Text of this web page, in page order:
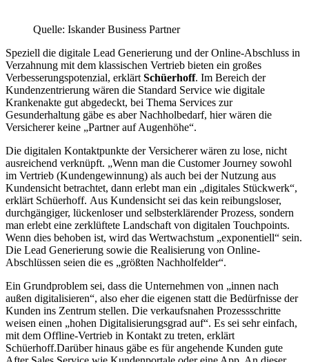
Quelle: Iskander Business Partner
Speziell die digitale Lead Generierung und der Online-Abschluss in
Verzahnung mit dem klassischen Vertrieb bieten ein großes
Verbesserungspotenzial, erklärt Schüerhoff. Im Bereich der
Kundenzentrierung wären die Standard Service wie digitale
Krankenakte gut abgedeckt, bei Thema Services zur
Gesunderhaltung gäbe es aber Nachholbedarf, hier wären die
Versicherer keine „Partner auf Augenhöhe“.
Die digitalen Kontaktpunkte der Versicherer wären zu lose, nicht
ausreichend verknüpft. „Wenn man die Customer Journey sowohl
im Vertrieb (Kundengewinnung) als auch bei der Nutzung aus
Kundensicht betrachtet, dann erlebt man ein „digitales Stückwerk“,
erklärt Schüerhoff. Aus Kundensicht sei das kein reibungsloser,
durchgängiger, lückenloser und selbsterklärender Prozess, sondern
man erlebt eine zerklüftete Landschaft von digitalen Touchpoints.
Wenn dies behoben ist, wird das Wertwachstum „exponentiell“ sein.
Die Lead Generierung sowie die Realisierung von Online-
Abschlüssen seien die es „größten Nachholfelder“.
Ein Grundproblem sei, dass die Unternehmen von „innen nach
außen digitalisieren“, also eher die eigenen statt die Bedürfnisse der
Kunden ins Zentrum stellen. Die verkaufsnahen Prozessschritte
weisen einen „hohen Digitalisierungsgrad auf“. Es sei sehr einfach,
mit dem Offline-Vertrieb in Kontakt zu treten, erklärt
Schüerhoff.Darüber hinaus gäbe es für angehende Kunden gute